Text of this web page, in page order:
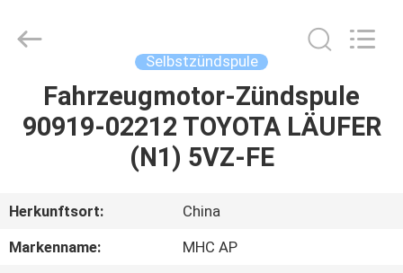
HEIM
ÜBER
UNS
Parts
Limited.
Selbstzündspule
Fahrzeugmotor-Zündspule
90919-02212 TOYOTA LÄUFER
(N1) 5VZ-FE
Herkunftsort:
China
Markenname:
MHC AP